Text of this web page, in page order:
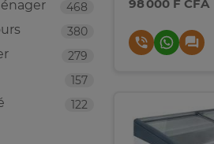
98 000 F CFA
468
380
279
157
122